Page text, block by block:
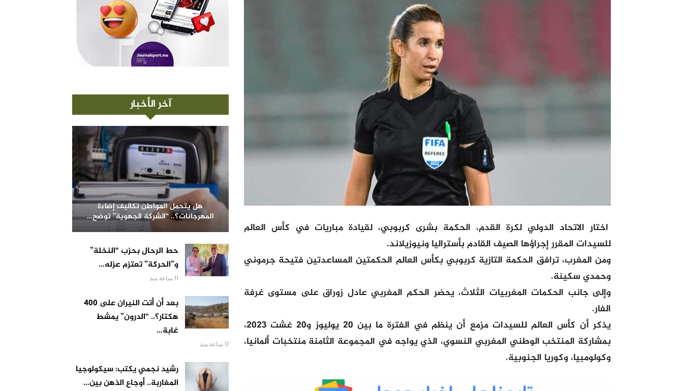
اختار الاتحاد الدولي لكرة القدم، الحكمة بشرى كربوبي، لقيادة مباريات في كأس العالم
للسيدات المقرر إجراؤها الصيف القادم بأستراليا ونيوزيلاند.
ومن المغرب، ترافق الحكمة التازية كربوبي بكأس العالم الحكمتين المساعدتين فتيحة جرموني
وحمدي سكينة.
وإلى جانب الحكمات المغربيات الثلاث، يحضر الحكم المغربي عادل زوراق على مستوى غرفة
الفار.
يذكر أن كأس العالم للسيدات مزمع أن ينظم في الفترة ما بين 20 يوليوز و20 غشت 2023،
بمشاركة المنتخب الوطني المغربي النسوي، الذي يواجه في المجموعة الثامنة منتخبات ألمانيا،
وكولومبيا، وكوريا الجنوبية.
آخر الأخبار
هل يتحمل المواطن تكاليف إضاءة
المهرجانات؟.. “الشركة الجهوية” توضح…
حط الرحال بحزب “النخلة”
و”الحركة” تعتزم عزله…
11 ساعة منذ
بعد أن أتت النيران على 400
هكتار؟.. “الدرون” يمشط
غابة…
11 ساعة منذ
رشيد نجمي يكتب: سيكولوجيا
المغاربة.. أوجاع الذهن بين…